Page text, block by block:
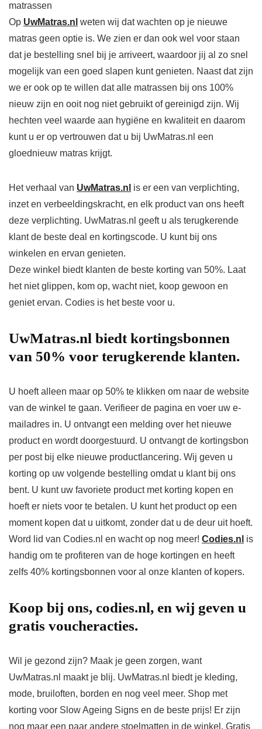
matrassen
Op UwMatras.nl weten wij dat wachten op je nieuwe
matras geen optie is. We zien er dan ook wel voor staan ​​
dat je bestelling snel bij je arriveert, waardoor jij al zo snel
mogelijk van een goed slapen kunt genieten. Naast dat zijn
we er ook op te willen dat alle matrassen bij ons 100%
nieuw zijn en ooit nog niet gebruikt of gereinigd zijn. Wij
hechten veel waarde aan hygiëne en kwaliteit en daarom
kunt u er op vertrouwen dat u bij UwMatras.nl een
gloednieuw matras krijgt.
Het verhaal van UwMatras.nl is er een van verplichting,
inzet en verbeeldingskracht, en elk product van ons heeft
deze verplichting. UwMatras.nl geeft u als terugkerende
klant de beste deal en kortingscode. U kunt bij ons
winkelen en ervan genieten.
Deze winkel biedt klanten de beste korting van 50%. Laat
het niet glippen, kom op, wacht niet, koop gewoon en
geniet ervan. Codies is het beste voor u.
UwMatras.nl biedt kortingsbonnen
van 50% voor terugkerende klanten.
U hoeft alleen maar op 50% te klikken om naar de website
van de winkel te gaan. Verifieer de pagina en voer uw e-
mailadres in. U ontvangt een melding over het nieuwe
product en wordt doorgestuurd. U ontvangt de kortingsbon
per post bij elke nieuwe productlancering. Wij geven u
korting op uw volgende bestelling omdat u klant bij ons
bent. U kunt uw favoriete product met korting kopen en
hoeft er niets voor te betalen. U kunt het product op een
moment kopen dat u uitkomt, zonder dat u de deur uit hoeft.
Word lid van Codies.nl en wacht op nog meer! Codies.nl is
handig om te profiteren van de hoge kortingen en heeft
zelfs 40% kortingsbonnen voor al onze klanten of kopers.
Koop bij ons, codies.nl, en wij geven u
gratis voucheracties.
Wil je gezond zijn? Maak je geen zorgen, want
UwMatras.nl maakt je blij. UwMatras.nl biedt je kleding,
mode, bruiloften, borden en nog veel meer. Shop met
korting voor Slow Ageing Signs en de beste prijs! Er zijn
nog maar een paar andere stoelmatten in de winkel. Gratis